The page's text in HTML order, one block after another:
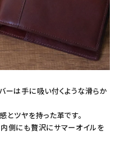
ーは手に吸い付くような滑らか
とツヤを持った革です。
側にも贅沢にサマーオイルを